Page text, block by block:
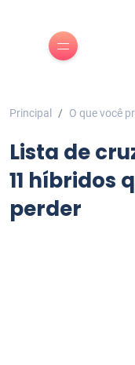
Principal O que você
Lista de
11 híbridos
perder